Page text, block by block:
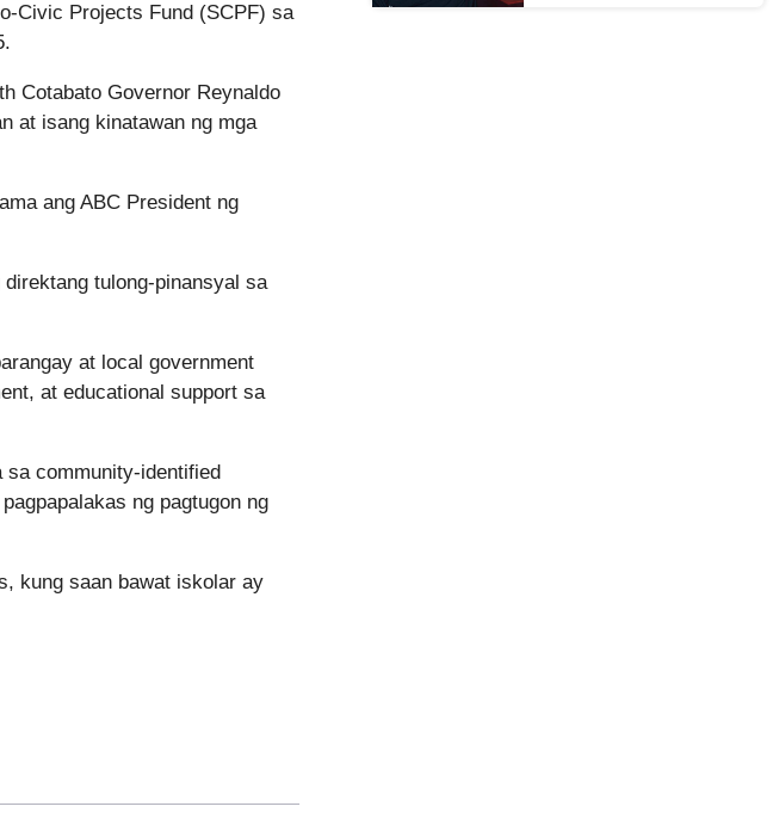
Civic Projects Fund (SCPF) sa
Cotabato Governor Reynaldo
at isang kinatawan ng mga
ang ABC President ng
tulong-pinansyal sa
at local government
at educational support sa
sa community-identified
ng pagtugon ng
kung saan bawat iskolar ay